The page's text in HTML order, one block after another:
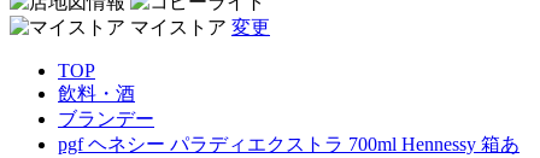
マイストア 変更
TOP
飲料・酒
ブランデー
pgf ヘネシー パラディエクストラ 700ml Hennessy 箱あ